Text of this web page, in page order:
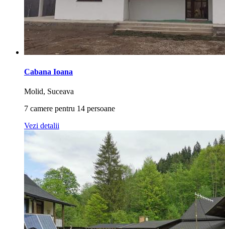
Cabana Ioana
Molid, Suceava
7 camere pentru 14 persoane
Vezi detalii